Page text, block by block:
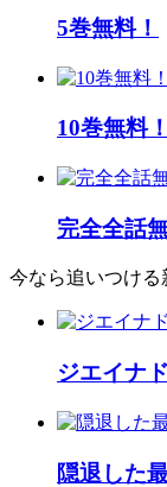
5巻無料！
10巻無料！
完全全話
今なら追いつける
ジエイナ
隠退した